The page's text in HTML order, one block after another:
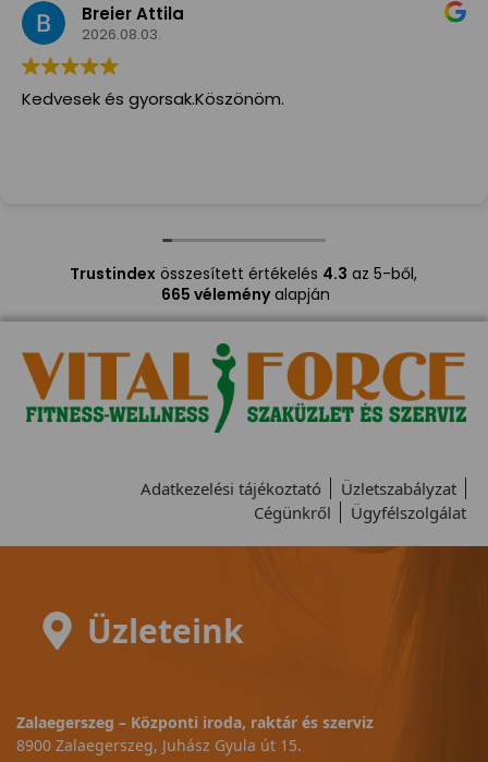
Breier Attila
2026.08.03.
Kedvesek és gyorsak.Köszönöm.
Trustindexösszesített értékelés 4.3 az 5-ből,
665 véleményalapján
Adatkezelési tájékoztató
Üzletszabályzat
Cégünkről
Ügyfélszolgálat
Üzleteink
Zalaegerszeg – Központi iroda, raktár és szerviz
8900 Zalaegerszeg, Juhász Gyula út 15.